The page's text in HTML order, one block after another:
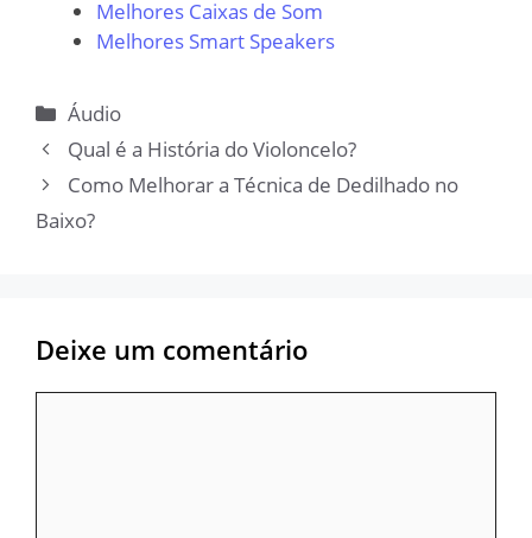
Melhores Caixas de Som
Melhores Smart Speakers
Categorias
Áudio
Qual é a História do Violoncelo?
Como Melhorar a Técnica de Dedilhado no
Baixo?
Deixe um comentário